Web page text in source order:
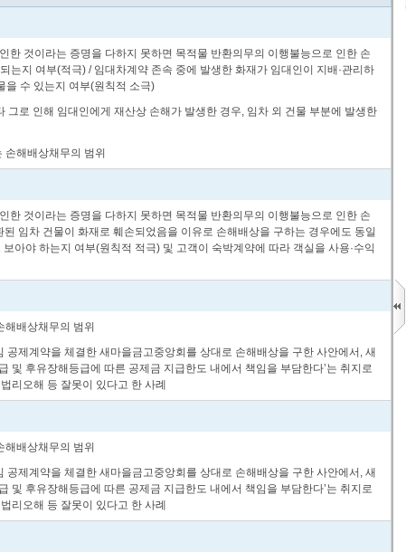
것이라는 증명을 다하지 못하면 목적물 반환의무의 이행불능으로 인한 손
지 여부(적극) / 임대차계약 존속 중에 발생한 화재가 임대인이 지배·관리하
을 수 있는지 여부(원칙적 소극)
로 인해 임대인에게 재산상 손해가 발생한 경우, 임차 외 건물 부분에 발생한
해배상채무의 범위
것이라는 증명을 다하지 못하면 목적물 반환의무의 이행불능으로 인한 손
임차 건물이 화재로 훼손되었음을 이유로 손해배상을 구하는 경우에도 동일
아야 하는지 여부(원칙적 적극) 및 고객이 숙박계약에 따라 객실을 사용·수익
배상채무의 범위
제계약을 체결한 새마을금고중앙회를 상대로 손해배상을 구한 사안에서, 새
후유장해등급에 따른 공제금 지급한도 내에서 책임을 부담한다’는 취지로
리오해 등 잘못이 있다고 한 사례
배상채무의 범위
제계약을 체결한 새마을금고중앙회를 상대로 손해배상을 구한 사안에서, 새
후유장해등급에 따른 공제금 지급한도 내에서 책임을 부담한다’는 취지로
리오해 등 잘못이 있다고 한 사례